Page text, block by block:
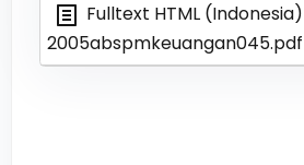
Fulltext HTML (Indonesia)
2005abspmkeuangan045.pdf